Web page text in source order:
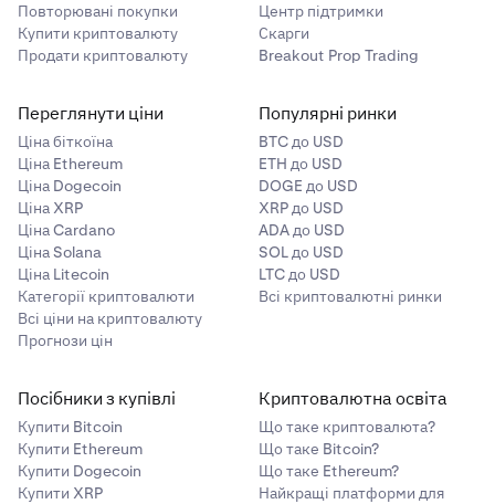
Повторювані покупки
Купити криптовалюту
Продати криптовалюту
Центр підтримки
Скарги
Breakout Prop Trading
Переглянути ціни
Ціна біткоїна
Ціна Ethereum
Ціна Dogecoin
Ціна XRP
Ціна Cardano
Ціна Solana
Ціна Litecoin
Категорії криптовалюти
Всі ціни на криптовалюту
Прогнози цін
Популярні ринки
BTC до USD
ETH до USD
DOGE до USD
XRP до USD
ADA до USD
SOL до USD
LTC до USD
Всі криптовалютні ринки
Посібники з купівлі
Купити Bitcoin
Купити Ethereum
Купити Dogecoin
Купити XRP
Криптовалютна освіта
Що таке криптовалюта?
Що таке Bitcoin?
Що таке Ethereum?
Найкращі платформи для